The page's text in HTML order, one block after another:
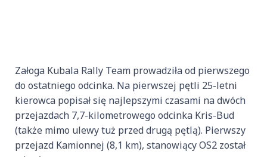
Załoga Kubala Rally Team prowadziła od pierwszego
do ostatniego odcinka. Na pierwszej pętli 25-letni
kierowca popisał się najlepszymi czasami na dwóch
przejazdach 7,7-kilometrowego odcinka Kris-Bud
(także mimo ulewy tuż przed drugą pętlą). Pierwszy
przejazd Kamionnej (8,1 km), stanowiący OS2 został